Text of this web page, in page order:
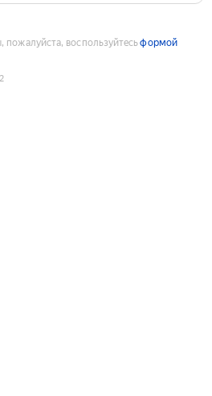
пожалуйста, воспользуйтесьформой